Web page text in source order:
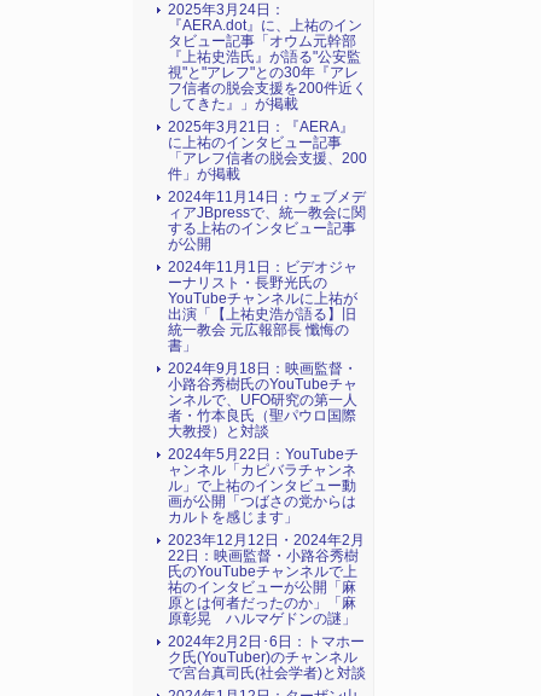
2025年3月24日：
『AERA.dot』に、上祐のイン
タビュー記事「オウム元幹部
『上祐史浩氏』が語る"公安監
視"と"アレフ"との30年『アレ
フ信者の脱会支援を200件近く
してきた』」が掲載
2025年3月21日：『AERA』
に上祐のインタビュー記事
「アレフ信者の脱会支援、200
件」が掲載
2024年11月14日：ウェブメデ
ィアJBpressで、統一教会に関
する上祐のインタビュー記事
が公開
2024年11月1日：ビデオジャ
ーナリスト・長野光氏の
YouTubeチャンネルに上祐が
出演「【上祐史浩が語る】旧
統一教会 元広報部長 懺悔の
書」
2024年9月18日：映画監督・
小路谷秀樹氏のYouTubeチャ
ンネルで、UFO研究の第一人
者・竹本良氏（聖パウロ国際
大教授）と対談
2024年5月22日：YouTubeチ
ャンネル「カピバラチャンネ
ル」で上祐のインタビュー動
画が公開「つばさの党からは
カルトを感じます」
2023年12月12日・2024年2月
22日：映画監督・小路谷秀樹
氏のYouTubeチャンネルで上
祐のインタビューが公開「麻
原とは何者だったのか」「麻
原彰晃 ハルマゲドンの謎」
2024年2月2日･6日：トマホー
ク氏(YouTuber)のチャンネル
で宮台真司氏(社会学者)と対談